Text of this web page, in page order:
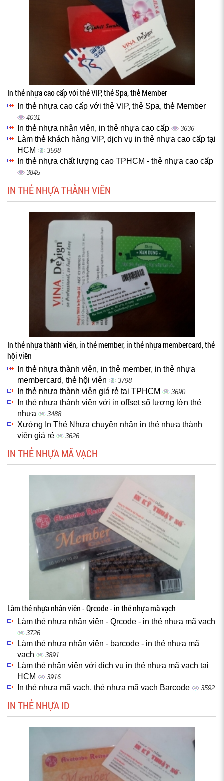
In thẻ nhựa cao cấp với thẻ VIP, thẻ Spa, thẻ Member
In thẻ nhựa cao cấp với thẻ VIP, thẻ Spa, thẻ Member
4031
In thẻ nhựa nhân viên, in thẻ nhựa cao cấp 3636
Làm thẻ khách hàng VIP, dịch vụ in thẻ nhựa cao cấp tại
HCM
3598
In thẻ nhựa chất lượng cao TPHCM - thẻ nhựa cao cấp
3845
IN THẺ NHỰA THÀNH VIÊN
In thẻ nhựa thành viên, in thẻ member, in thẻ nhựa membercard, thẻ
hội viên
In thẻ nhựa thành viên, in thẻ member, in thẻ nhựa
membercard, thẻ hội viên
3798
In thẻ nhựa thành viên giá rẻ tại TPHCM 3690
In thẻ nhựa thành viên với in offset số lượng lớn thẻ
nhựa
3488
Xưởng In Thẻ Nhựa chuyên nhận in thẻ nhựa thành
viên giá rẻ
3626
IN THẺ NHỰA MÃ VẠCH
Làm thẻ nhựa nhân viên - Qrcode - in thẻ nhựa mã vạch
Làm thẻ nhựa nhân viên - Qrcode - in thẻ nhựa mã vạch
3726
Làm thẻ nhựa nhân viên - barcode - in thẻ nhựa mã
vạch
3891
Làm thẻ nhân viên với dịch vụ in thẻ nhựa mã vạch tại
HCM
3916
In thẻ nhựa mã vạch, thẻ nhựa mã vạch Barcode 3592
IN THẺ NHỰA ID